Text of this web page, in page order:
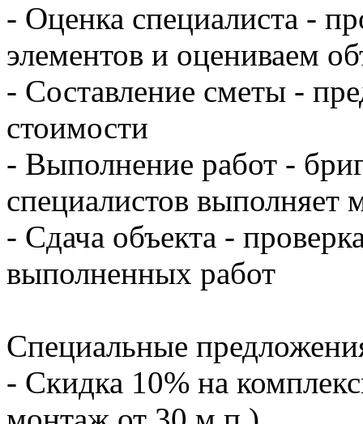
- Оценка специалиста -
элементов и оцениваем
- Составление сметы -
стоимости
- Выполнение работ -
специалистов выполняет
- Сдача объекта -
выполненных работ
Специальные
- Скидка 10% на